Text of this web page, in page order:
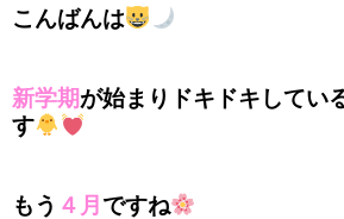
こんばんは
新学期が始まりドキドキしてい
す
もう ４月 ですね